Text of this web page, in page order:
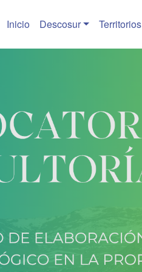
Inicio Descosur Territorios